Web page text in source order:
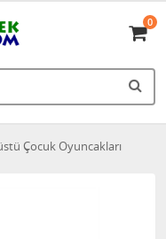
0
Çocuk Oyuncakları